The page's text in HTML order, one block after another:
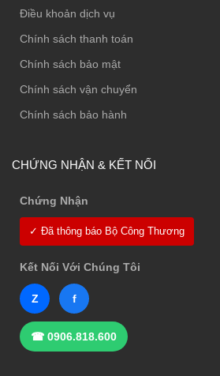
Điều khoản dịch vụ
Chính sách thanh toán
Chính sách bảo mật
Chính sách vận chuyển
Chính sách bảo hành
CHỨNG NHẬN & KẾT NỐI
Chứng Nhận
✓ Đã thông báo Bộ Công Thương
Kết Nối Với Chúng Tôi
Z f
☎ 0906.818.600